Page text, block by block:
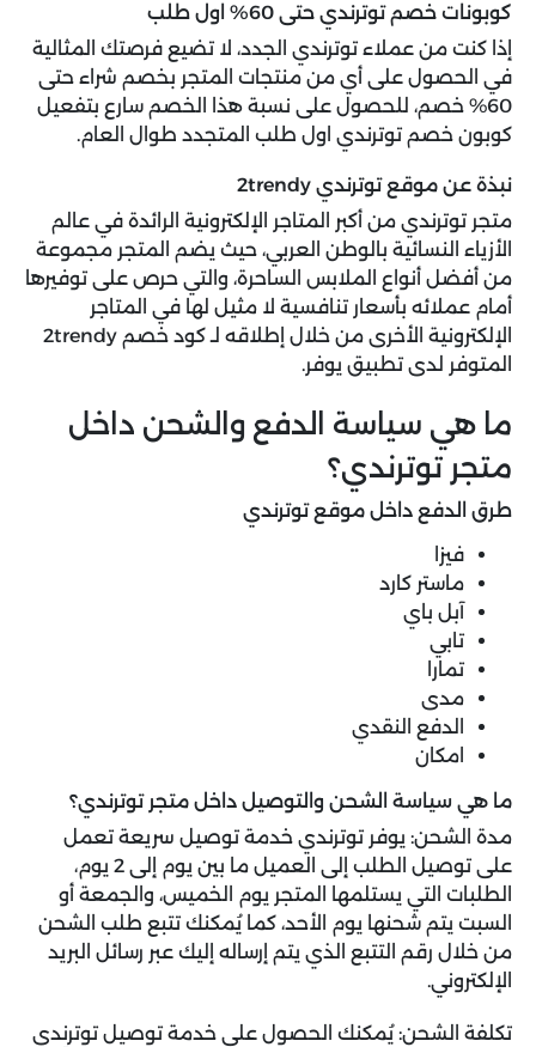
كوبونات خصم توترندي حتى 60% اول طلب
إذا كنت من عملاء توترندي الجدد، لا تضيع فرصتك المثالية
في الحصول على أي من منتجات المتجر بخصم شراء حتى
60% خصم، للحصول على نسبة هذا الخصم سارع بتفعيل
كوبون خصم توترندي اول طلب المتجدد طوال العام.
نبذة عن موقع توترندي 2trendy
متجر توترندي من أكبر المتاجر الإلكترونية الرائدة في عالم
الأزياء النسائية بالوطن العربي، حيث يضم المتجر مجموعة
من أفضل أنواع الملابس الساحرة، والتي حرص على توفيرها
أمام عملائه بأسعار تنافسية لا مثيل لها في المتاجر
الإلكترونية الأخرى من خلال إطلاقه لـ كود خصم 2trendy
المتوفر لدى تطبيق يوفر.
ما هي سياسة الدفع والشحن داخل
متجر توترندي؟
طرق الدفع داخل موقع توترندي
فيزا
ماستر كارد
آبل باي
تابي
تمارا
مدى
الدفع النقدي
امكان
ما هي سياسة الشحن والتوصيل داخل متجر توترندي؟
مدة الشحن: يوفر توترندي خدمة توصيل سريعة تعمل
على توصيل الطلب إلى العميل ما بين يوم إلى 2 يوم،
الطلبات التي يستلمها المتجر يوم الخميس، والجمعة أو
السبت يتم شحنها يوم الأحد، كما يُمكنك تتبع طلب الشحن
من خلال رقم التتبع الذي يتم إرساله إليك عبر رسائل البريد
الإلكتروني.
تكلفة الشحن: يُمكنك الحصول على خدمة توصيل توترندي